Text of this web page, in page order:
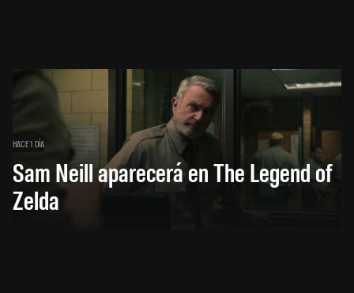
HACE 1 DÍA
Sam Neill aparecerá en The Legend of
Zelda